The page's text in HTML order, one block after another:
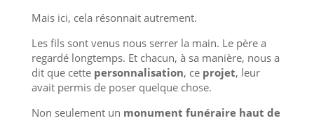
Mais ici, cela résonnait autrement.
Les fils sont venus nous serrer la main. Le père a
regardé longtemps. Et chacun, à sa manière, nous a
dit que cette personnalisation, ce projet, leur
avait permis de poser quelque chose.
Non seulement un monument funéraire haut de